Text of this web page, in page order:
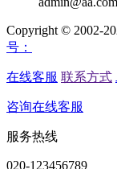
Copyright © 2002-
号：
在线客服 联系方式
咨询在线客服
服务热线
020-123456789